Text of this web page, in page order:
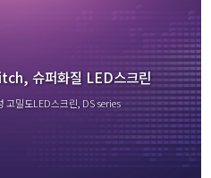
슈퍼화질 LED스크린
고밀도LED스크린, DS series